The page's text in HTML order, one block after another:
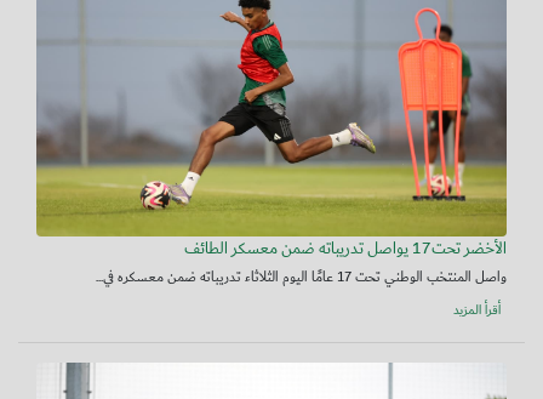
الأخضر تحت17 يواصل تدريباته ضمن معسكر الطائف
واصل المنتخب الوطني تحت 17 عامًا اليوم الثلاثاء تدريباته ضمن معسكره في...
أقرأ المزيد